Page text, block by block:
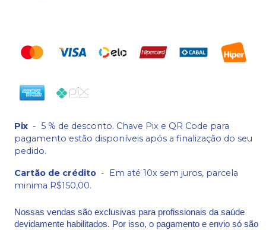
Pix - 5 % de desconto. Chave Pix e QR Code para
pagamento estão disponíveis após a finalização do seu
pedido.
Cartão de crédito - Em até 10x sem juros, parcela
minima R$150,00.
Nossas vendas são exclusivas para profissionais da saúde
devidamente habilitados. Por isso, o pagamento e envio só são